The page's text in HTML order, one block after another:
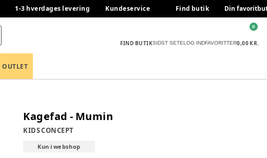
1-3 hverdages levering Kundeservice Find butik Din
FIND BUTIKSIDST SETELOG INDFAVORITTER0,00 KR.
0
OUTLET
Kagefad - Mumin
KIDS CONCEPT
Kun i webshop